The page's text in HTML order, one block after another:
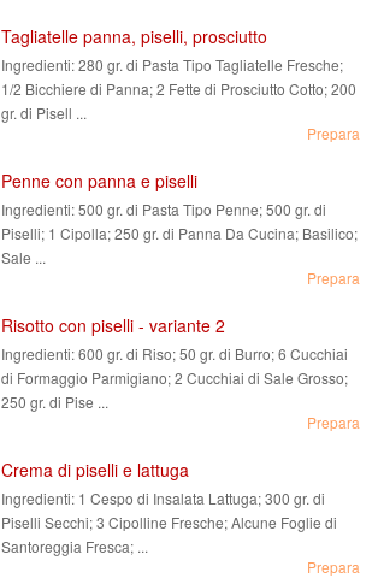
Tagliatelle panna, piselli, prosciutto
Ingredienti:280 gr. di Pasta Tipo Tagliatelle Fresche;
1/2 Bicchiere di Panna; 2 Fette di Prosciutto Cotto; 200
gr. di Pisell ...
Prepara
Penne con panna e piselli
Ingredienti:500 gr. di Pasta Tipo Penne; 500 gr. di
Piselli; 1 Cipolla; 250 gr. di Panna Da Cucina; Basilico;
Sale ...
Prepara
Risotto con piselli - variante 2
Ingredienti:600 gr. di Riso; 50 gr. di Burro; 6 Cucchiai
di Formaggio Parmigiano; 2 Cucchiai di Sale Grosso;
250 gr. di Pise ...
Prepara
Crema di piselli e lattuga
Ingredienti: 1 Cespo di Insalata Lattuga; 300 gr. di
Piselli Secchi; 3 Cipolline Fresche; Alcune Foglie di
Santoreggia Fresca; ...
Prepara